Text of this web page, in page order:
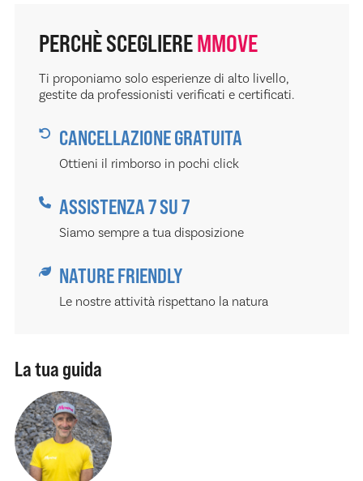
PERCHÈ SCEGLIEREMMOVE
Ti proponiamo solo esperienze di alto livello,
gestite da professionisti verificati e certificati.
CANCELLAZIONE GRATUITA
Ottieni il rimborso in pochi click
ASSISTENZA 7 SU 7
Siamo sempre a tua disposizione
NATURE FRIENDLY
Le nostre attività rispettano la natura
La tua guida